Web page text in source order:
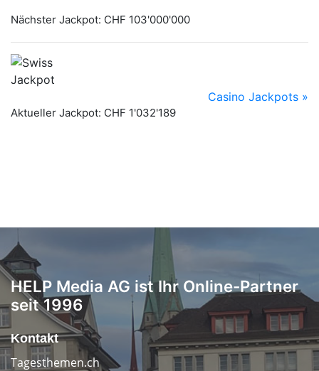
HELP Media AG ist Ihr Online-Partner
seit 1996
Kontakt
Tagesthemen.ch